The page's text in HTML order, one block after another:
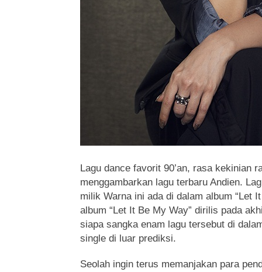
Lagu dance favorit 90’an, rasa kekinian
menggambarkan lagu terbaru Andien.
milik Warna ini ada di dalam album “Let
album “Let It Be My Way” dirilis pada
siapa sangka enam lagu tersebut di
single di luar prediksi.
Seolah ingin terus memanjakan para